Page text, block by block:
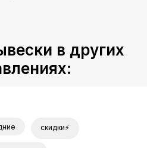
в других
скидки⚡